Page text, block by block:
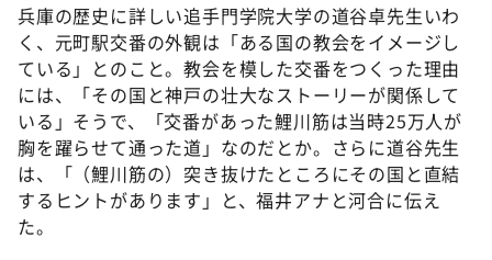
兵庫の歴史に詳しい追手門学院大学の道谷卓先生いわ
く、元町駅交番の外観は「ある国の教会をイメージし
ている」とのこと。教会を模した交番をつくった理由
には、「その国と神戸の壮大なストーリーが関係して
いる」そうで、「交番があった鯉川筋は当時25万人が
胸を躍らせて通った道」なのだとか。さらに道谷先生
は、「（鯉川筋の）突き抜けたところにその国と直結
するヒントがあります」と、福井アナと河合に伝え
た。